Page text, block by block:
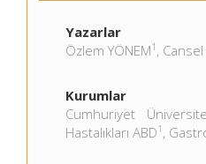
Yazarlar
Özlem YÖNEM1 , Cansel
Kurumlar
Cumhuriyet
Hastalıkları ABD1 ,